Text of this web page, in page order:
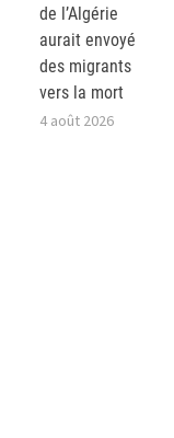
de l’Algérie
aurait envoyé
des migrants
vers la mort
4 août 2026